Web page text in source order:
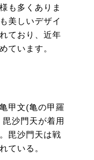
も多くありま
美しいデザイ
ており、近年
ています。
甲文(亀の甲羅
沙門天が着用
毘沙門天は戦
ている。